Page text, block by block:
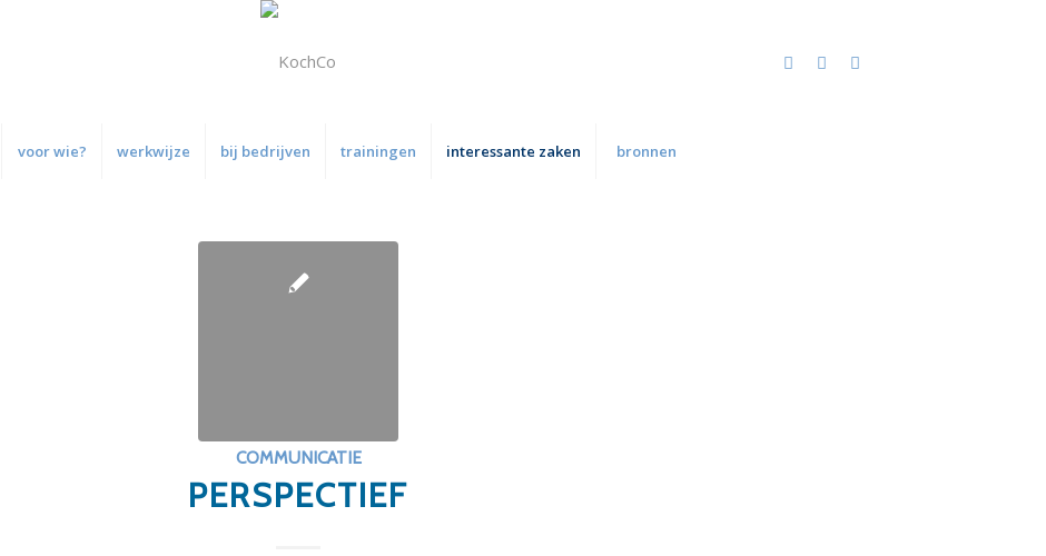
voor wie? werkwijze bij bedrijven trainingen interessante zaken bronnen
COMMUNICATIE
PERSPECTIEF